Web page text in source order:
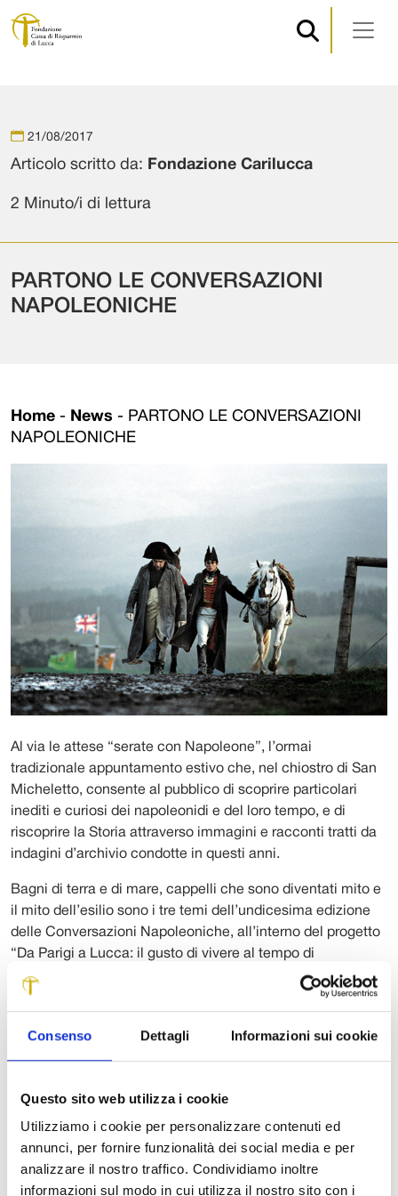
Consenso Dettagli Informazioni sui cookie
Questo sito web utilizza i cookie
Utilizziamo i cookie per personalizzare contenuti ed
annunci, per fornire funzionalità dei social media e per
analizzare il nostro traffico. Condividiamo inoltre
informazioni sul modo in cui utilizza il nostro sito con i
Navigazione principale
21/08/2017
Articolo scritto da: Fondazione Carilucca
2 Minuto/i di lettura
PARTONO LE CONVERSAZIONI
NAPOLEONICHE
Home - News - PARTONO LE CONVERSAZIONI
NAPOLEONICHE
Al via le attese “serate con Napoleone”, l’ormai
tradizionale appuntamento estivo che, nel chiostro di San
Micheletto, consente al pubblico di scoprire particolari
inediti e curiosi dei napoleonidi e del loro tempo, e di
riscoprire la Storia attraverso immagini e racconti tratti da
indagini d’archivio condotte in questi anni.
Bagni di terra e di mare, cappelli che sono diventati mito e
il mito dell’esilio sono i tre temi dell’undicesima edizione
delle Conversazioni Napoleoniche, all’interno del progetto
“Da Parigi a Lucca: il gusto di vivere al tempo di
Napoleone e Elisa”, ideato da Roberta Martinelli con il
contributo della Fondazione Cassa di Risparmio di Lucca e
Lunedì 21 agosto: “Bagni di terra, bagni di mare. Essere e